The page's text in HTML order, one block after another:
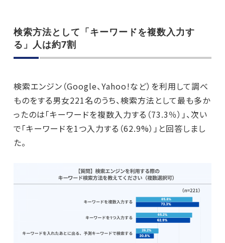
検索方法として「キーワードを複数入力す
る」人は約7割
検索エンジン（Google、Yahoo!など）を利用して調べ
ものをする男女221名のうち、検索方法として最も多か
ったのは「キーワードを複数入力する（73.3％）」、次い
で「キーワードを1つ入力する（62.9%）」と回答しまし
た。